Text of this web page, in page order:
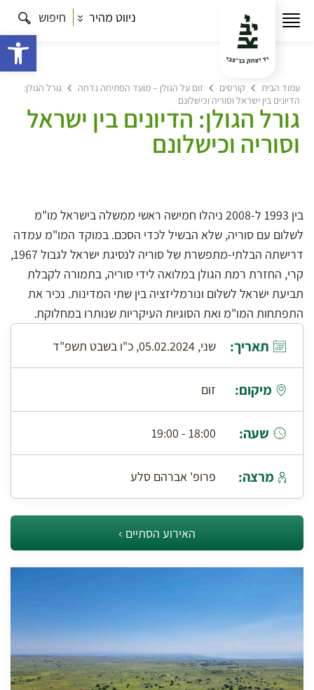
ניווט מהיר חיפוש
עמוד הבית קורסים זום על הגולן – מועד הפתיחה נדחה
גורל הגולן:
הדיונים בין ישראל וסוריה וכישלונם
גורל הגולן: הדיונים בין ישראל
וסוריה וכישלונם
בין 1993 ל-2008 ניהלו חמישה ראשי ממשלה בישראל מו"מ
לשלום עם סוריה, שלא הבשיל לכדי הסכם. במוקד המו"מ עמדה
דרישתה הבלתי-מתפשרת של סוריה לנסיגת ישראל לגבול 1967,
קרי, החזרת רמת הגולן במלואה לידי סוריה, בתמורה לקבלת
תביעת ישראל לשלום ונורמליזציה בין שתי המדינות. נכיר את
התפתחות המו"מ ואת הסוגיות העיקריות שנותרו במחלוקת.
תאריך: שני, 05.02.2024, כ"ו בשבט תשפ"ד
מיקום: זום
שעה: 18:00 - 19:00
מרצה: פרופ' אברהם סלע
האירוע הסתיים